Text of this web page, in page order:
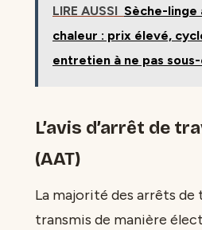
LIRE AUSSI Sèche-linge
chaleur : prix élevé,
entretien à ne pas
L’avis d’arrêt de
(AAT)
La majorité des arrêts de
transmis de manière